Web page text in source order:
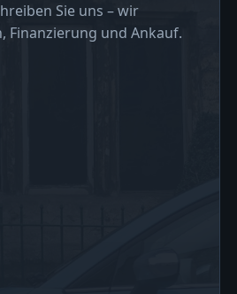
Sie uns – wir
Finanzierung und Ankauf.